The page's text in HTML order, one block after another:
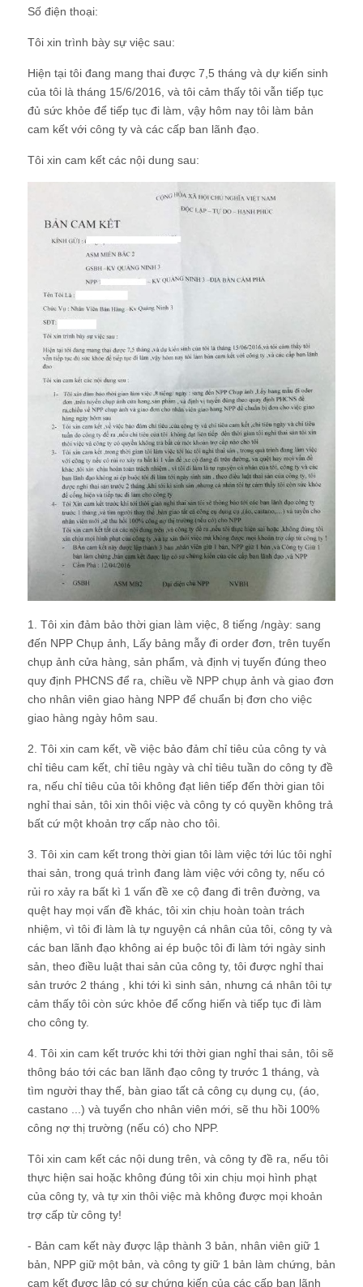
Số điện thoại:
Tôi xin trình bày sự việc sau:
Hiện tại tôi đang mang thai được 7,5 tháng và dự kiến sinh
của tôi là tháng 15/6/2016, và tôi cảm thấy tôi vẫn tiếp tục
đủ sức khỏe để tiếp tục đi làm, vậy hôm nay tôi làm bản
cam kết với công ty và các cấp ban lãnh đạo.
Tôi xin cam kết các nội dung sau:
1. Tôi xin đảm bảo thời gian làm việc, 8 tiếng /ngày: sang
đến NPP Chụp ảnh, Lấy bảng mẫy đi order đơn, trên tuyến
chụp ảnh cửa hàng, sản phẩm, và định vị tuyến đúng theo
quy định PHCNS để ra, chiều về NPP chụp ảnh và giao đơn
cho nhân viên giao hàng NPP để chuẩn bị đơn cho việc
giao hàng ngày hôm sau.
2. Tôi xin cam kết, về việc bảo đảm chỉ tiêu của công ty và
chỉ tiêu cam kết, chỉ tiêu ngày và chỉ tiêu tuần do công ty đề
ra, nếu chỉ tiêu của tôi không đạt liên tiếp đến thời gian tôi
nghỉ thai sản, tôi xin thôi việc và công ty có quyền không trả
bất cứ một khoản trợ cấp nào cho tôi.
3. Tôi xin cam kết trong thời gian tôi làm việc tới lúc tôi nghỉ
thai sản, trong quá trình đang làm việc với công ty, nếu có
rủi ro xảy ra bất kì 1 vấn đề xe cộ đang đi trên đường, va
quệt hay mọi vấn đề khác, tôi xin chịu hoàn toàn trách
nhiệm, vì tôi đi làm là tự nguyện cá nhân của tôi, công ty và
các ban lãnh đạo không ai ép buộc tôi đi làm tới ngày sinh
sản, theo điều luật thai sản của công ty, tôi được nghỉ thai
sản trước 2 tháng , khi tới kì sinh sản, nhưng cá nhân tôi tự
cảm thấy tôi còn sức khỏe để cống hiến và tiếp tục đi làm
cho công ty.
4. Tôi xin cam kết trước khi tới thời gian nghỉ thai sản, tôi sẽ
thông báo tới các ban lãnh đạo công ty trước 1 tháng, và
tìm người thay thế, bàn giao tất cả công cụ dụng cụ, (áo,
castano ...) và tuyển cho nhân viên mới, sẽ thu hồi 100%
công nợ thị trường (nếu có) cho NPP.
Tôi xin cam kết các nội dung trên, và công ty đề ra, nếu tôi
thực hiện sai hoặc không đúng tôi xin chịu mọi hình phạt
của công ty, và tự xin thôi việc mà không được mọi khoản
trợ cấp từ công ty!
- Bản cam kết này được lập thành 3 bản, nhân viên giữ 1
bản, NPP giữ một bản, và công ty giữ 1 bản làm chứng, bản
cam kết được lập có sự chứng kiến của các cấp ban lãnh